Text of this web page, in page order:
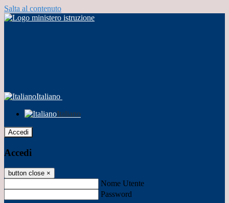
Salta al contenuto
Italiano
Italiano
Accedi
Accedi
button close ×
Nome Utente
Password